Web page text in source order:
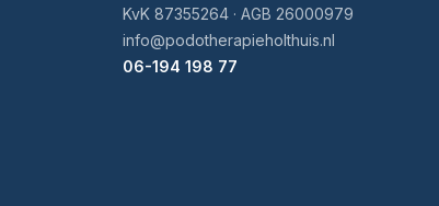
KvK 87355264 · AGB 26000979
info@podotherapieholthuis.nl
06-194 198 77